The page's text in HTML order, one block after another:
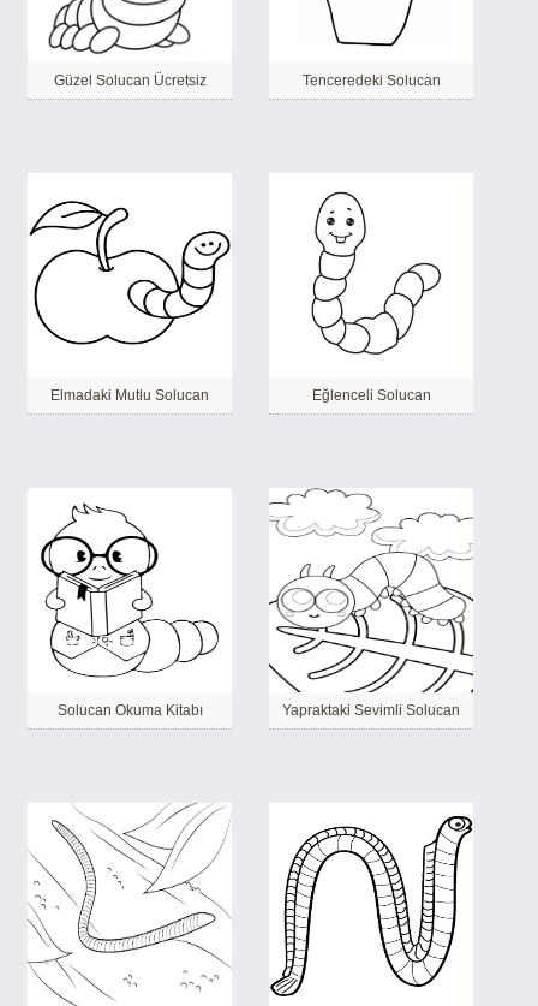
Güzel Solucan Ücretsiz Tenceredeki Solucan
Elmadaki Mutlu Solucan Eğlenceli Solucan
Solucan Okuma Kitabı Yapraktaki Sevimli Solucan